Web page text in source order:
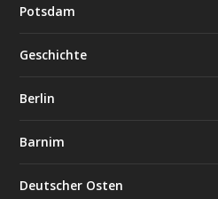
Potsdam
Geschichte
Berlin
Barnim
Deutscher Osten